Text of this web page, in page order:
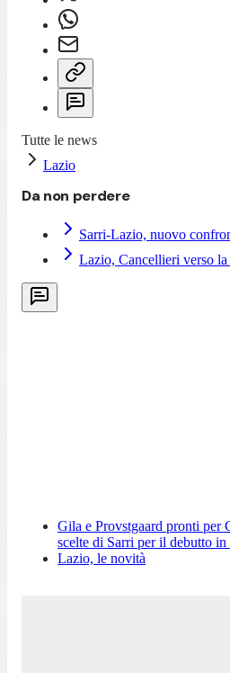
Tutte le news
Lazio
Da non perdere
Sarri-Lazio, nuovo
Lazio, Cancellieri verso la
Gila e Provstgaard pronti per
scelte di Sarri per il debutto in
Lazio, le novità